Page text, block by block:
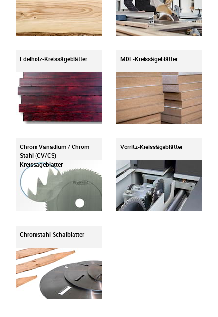
Edelholz-Kreissägeblätter MDF-Kreissägeblätter
Chrom Vanadium / Chrom
Stahl (CV/CS)
Kreissägeblätter
Vorritz-Kreissägeblätter
Chromstahl-Schälblätter